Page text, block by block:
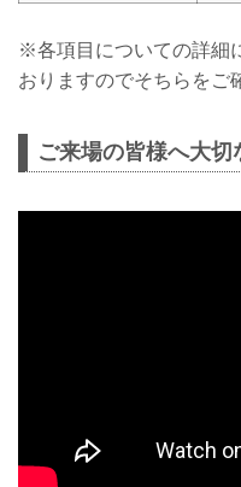
※各項目についての詳細
おりますのでそちらをご
ご来場の皆様へ大切